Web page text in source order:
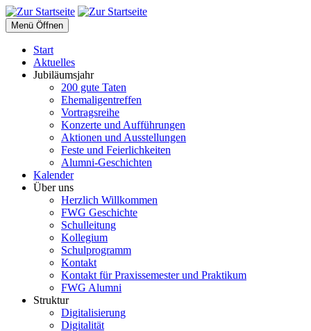
Menü Öffnen
Start
Aktuelles
Jubiläumsjahr
200 gute Taten
Ehemaligentreffen
Vortragsreihe
Konzerte und Aufführungen
Aktionen und Ausstellungen
Feste und Feierlichkeiten
Alumni-Geschichten
Kalender
Über uns
Herzlich Willkommen
FWG Geschichte
Schulleitung
Kollegium
Schulprogramm
Kontakt
Kontakt für Praxissemester und Praktikum
FWG Alumni
Struktur
Digitalisierung
Digitalität